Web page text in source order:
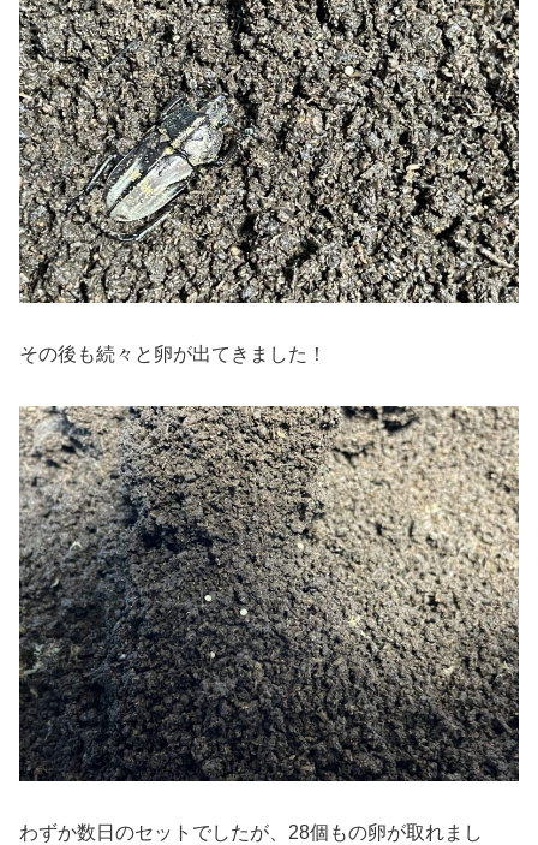
その後も続々と卵が出てきました！
わずか数日のセットでしたが、28個もの卵が取れまし